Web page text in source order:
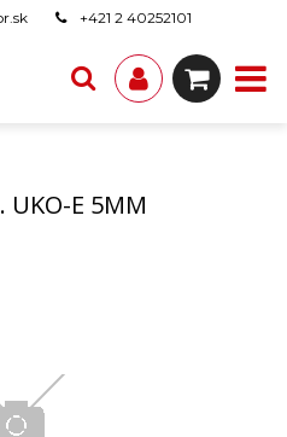
+421 2 40252101
UKO-E 5MM